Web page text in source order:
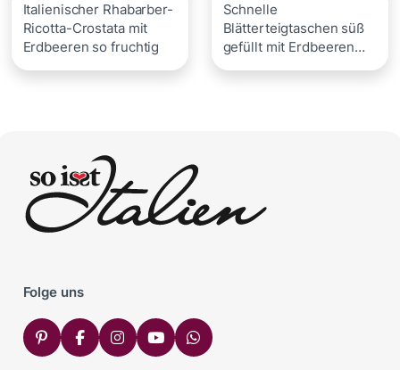
Italienischer Rhabarber-
Ricotta-Crostata mit
Erdbeeren so fruchtig
Schnelle
Blätterteigtaschen süß
gefüllt mit Erdbeeren
und Ricotta
Folge uns